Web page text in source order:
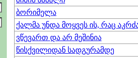
ბორიმელა
ქალმა უნდა მოყვეს ის, რაც
ვწევართ და არ მეშინია
წისქვილიდან სადგურამდე